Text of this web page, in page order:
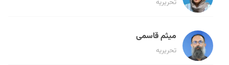
تحریریه
میثم قاسمی
تحریریه